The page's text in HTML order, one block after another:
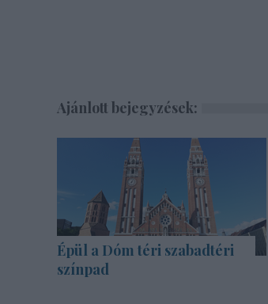
Ajánlott bejegyzések:
Épül a Dóm téri szabadtéri
színpad